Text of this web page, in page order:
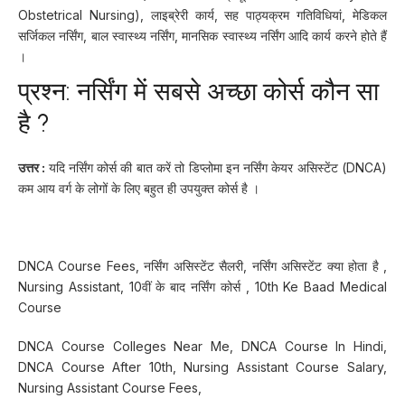
Obstetrical Nursing), लाइब्रेरी कार्य,सह पाठ्यक्रम गतिविधियां, मेडिकल
सर्जिकल नर्सिंग, बाल स्वास्थ्य नर्सिंग, मानसिक स्वास्थ्य नर्सिंग आदि कार्य करने होते हैं
।
प्रश्न: नर्सिंग में सबसे अच्छा कोर्स कौन सा
है ?
उत्तर : यदि नर्सिंग कोर्स की बात करें तो डिप्लोमा इन नर्सिंग केयर असिस्टेंट (DNCA)
कम आय वर्ग के लोगों के लिए बहुत ही उपयुक्त कोर्स है ।
DNCA Course Fees, नर्सिंग असिस्टेंट सैलरी, नर्सिंग असिस्टेंट क्या होता है ,
Nursing Assistant, 10वीं के बाद नर्सिंग कोर्स , 10th Ke Baad Medical
Course
DNCA Course Colleges Near Me, DNCA Course In Hindi,
DNCA Course After 10th, Nursing Assistant Course Salary,
Nursing Assistant Course Fees,